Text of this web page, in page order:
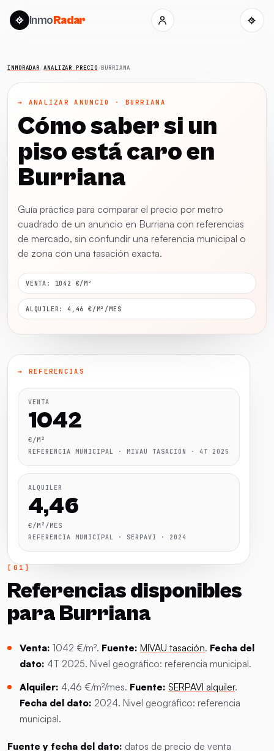
InmoRadar
INMORADAR/ANALIZAR PRECIO/BURRIANA
→ ANALIZAR ANUNCIO · BURRIANA
Cómo saber si un
piso está caro en
Burriana
Guía práctica para comparar el precio por metro
cuadrado de un anuncio en Burriana con referencias
de mercado, sin confundir una referencia municipal o
de zona con una tasación exacta.
VENTA: 1042 €/M²
ALQUILER: 4,46 €/M²/MES
→ REFERENCIAS
VENTA
1042
€/M²
REFERENCIA MUNICIPAL · MIVAU TASACIÓN · 4T 2025
ALQUILER
4,46
€/M²/MES
REFERENCIA MUNICIPAL · SERPAVI · 2024
Referencias disponibles
para Burriana
Venta: 1042 €/m². Fuente: MIVAU tasación. Fecha del
dato: 4T 2025. Nivel geográfico: referencia municipal.
Alquiler: 4,46 €/m²/mes. Fuente: SERPAVI alquiler.
Fecha del dato: 2024. Nivel geográfico: referencia
municipal.
Fuente y fecha del dato: datos de precio de venta